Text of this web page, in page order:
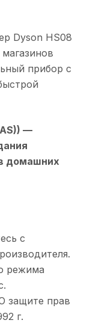
Dyson HS08
прибор с
—
домашних
с
режима
защите прав
г.